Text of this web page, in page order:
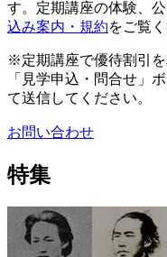
す。定期講座の体験、
込み案内・規約をご覧く
※定期講座で優待割引を
「見学申込・問合せ」
て送信してください。
お問い合わせ
特集